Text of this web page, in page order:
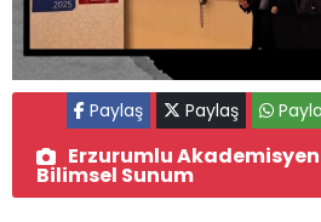
Paylaş Paylaş
Erzurumlu
Bilimsel Sunum